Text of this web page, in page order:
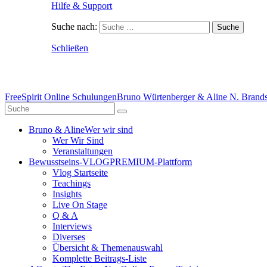
Hilfe & Support
Suche nach:
Schließen
FreeSpirit Online SchulungenBruno Würtenberger & Aline N.
Bruno & AlineWer wir sind
Wer Wir Sind
Veranstaltungen
Bewusstseins-VLOGPREMIUM-Plattform
Vlog Startseite
Teachings
Insights
Live On Stage
Q & A
Interviews
Diverses
Übersicht & Themenauswahl
Komplette Beitrags-Liste